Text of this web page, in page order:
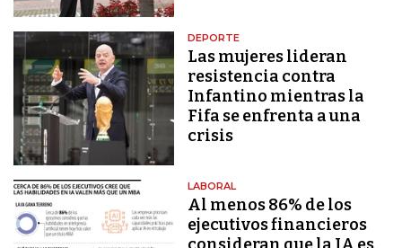
DEPORTE
Las mujeres lideran
resistencia contra
Infantino mientras la
Fifa se enfrenta a una
crisis
LABORAL
Al menos 86% de los
ejecutivos financieros